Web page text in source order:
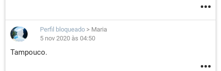
Perfil bloqueado > Maria
5 nov 2020 às 04:50
Tampouco.